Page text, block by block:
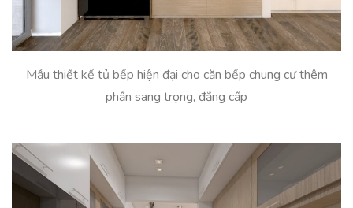
Mẫu thiết kế tủ bếp hiện đại cho căn bếp chung cư thêm
phần sang trọng, đẳng cấp